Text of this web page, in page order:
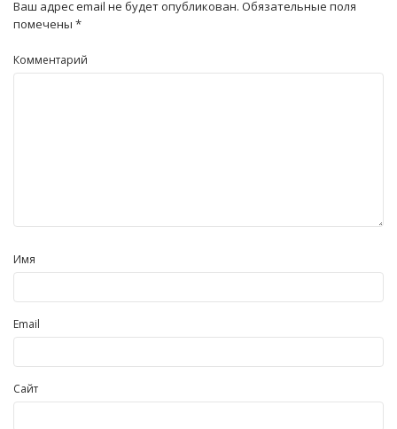
Ваш адрес email не будет опубликован. Обязательные поля
помечены *
Комментарий
Имя
Email
Сайт